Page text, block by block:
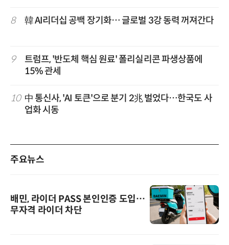
8 韓 AI리더십 공백 장기화… 글로벌 3강 동력 꺼져간다
9
트럼프, '반도체 핵심 원료' 폴리실리콘 파생상품에
15% 관세
10 中 통신사, 'AI 토큰'으로 분기 2兆 벌었다…한국도 사
업화 시동
주요뉴스
배민, 라이더 PASS 본인인증 도입…
무자격 라이더 차단